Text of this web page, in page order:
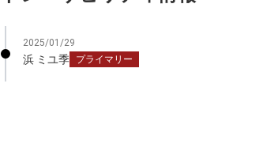
2025/01/29
浜 ミユ季 プライマリー